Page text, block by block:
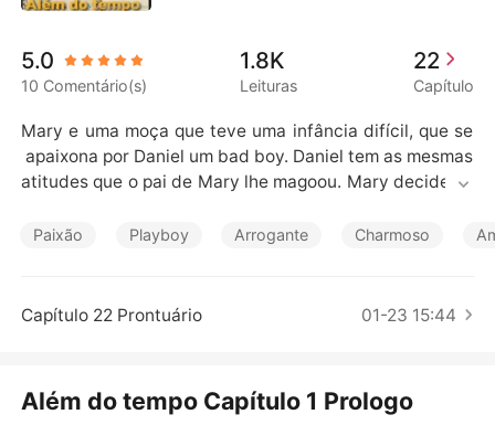
Baixar App
Bilionários
Contos Curtos
5.0
10 Comentário(s)
1.8K
Leituras
22
Capítulo
Mary e uma moça que teve uma infância difícil, que se
apaixona por Daniel um bad boy. Daniel tem as mesmas
atitudes que o pai de Mary lhe magoou. Mary decide se
Paixão Playboy Arrogante Charmoso
Capítulo 22 Prontuário 01-23 15:44
Além do tempo Capítulo 1 Prologo